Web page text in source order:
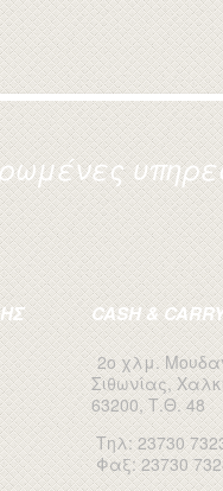
CASH &
2ο χλμ.
Σιθωνίας,
63200, Τ.Θ. 48
Τηλ: 23730
Φαξ: 23730